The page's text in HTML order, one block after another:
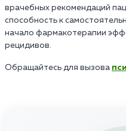
врачебных рекомендаций
способность к
начало фармакотерапии
рецидивов.
Обращайтесь для вызова